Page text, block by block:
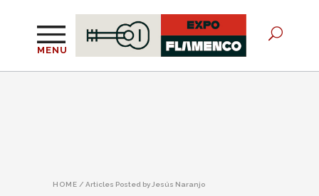
MENU
HOME / Articles Posted by Jesús Naranjo